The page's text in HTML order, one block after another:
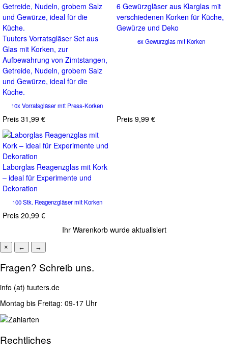
Tuuters Vorratsgläser Set aus
Glas mit Korken, zur
Aufbewahrung von Zimtstangen,
Getreide, Nudeln, grobem Salz
und Gewürze, ideal für die
Küche.
10x Vorratsgläser mit Press-Korken
Preis 31,99 €
6 Gewürzgläser aus Klarglas mit
verschiedenen Korken für Küche,
Gewürze und Deko
6x Gewürzglas mit Korken
Preis 9,99 €
Laborglas Reagenzglas mit Kork
– ideal für Experimente und
Dekoration
100 Stk. Reagenzgläser mit Korken
Preis 20,99 €
Ihr Warenkorb wurde aktualisiert
× ← →
Fragen? Schreib uns.
info (at) tuuters.de
Montag bis Freitag: 09-17 Uhr
Rechtliches